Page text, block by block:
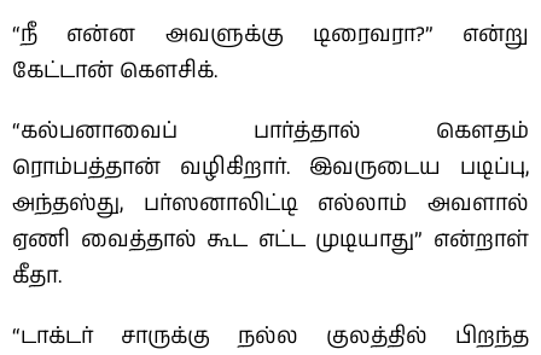
“நீ என்ன அவளுக்கு டிரைவரா?” என்று
கேட்டான் கௌசிக்.
“கல்பனாவைப் பார்த்தால் கௌதம்
ரொம்பத்தான் வழிகிறார். இவருடைய படிப்பு,
அந்தஸ்து, பர்ஸனாலிட்டி எல்லாம் அவளால்
ஏணி வைத்தால் கூட எட்ட முடியாது” என்றாள்
கீதா.
“டாக்டர் சாருக்கு நல்ல குலத்தில் பிறந்த